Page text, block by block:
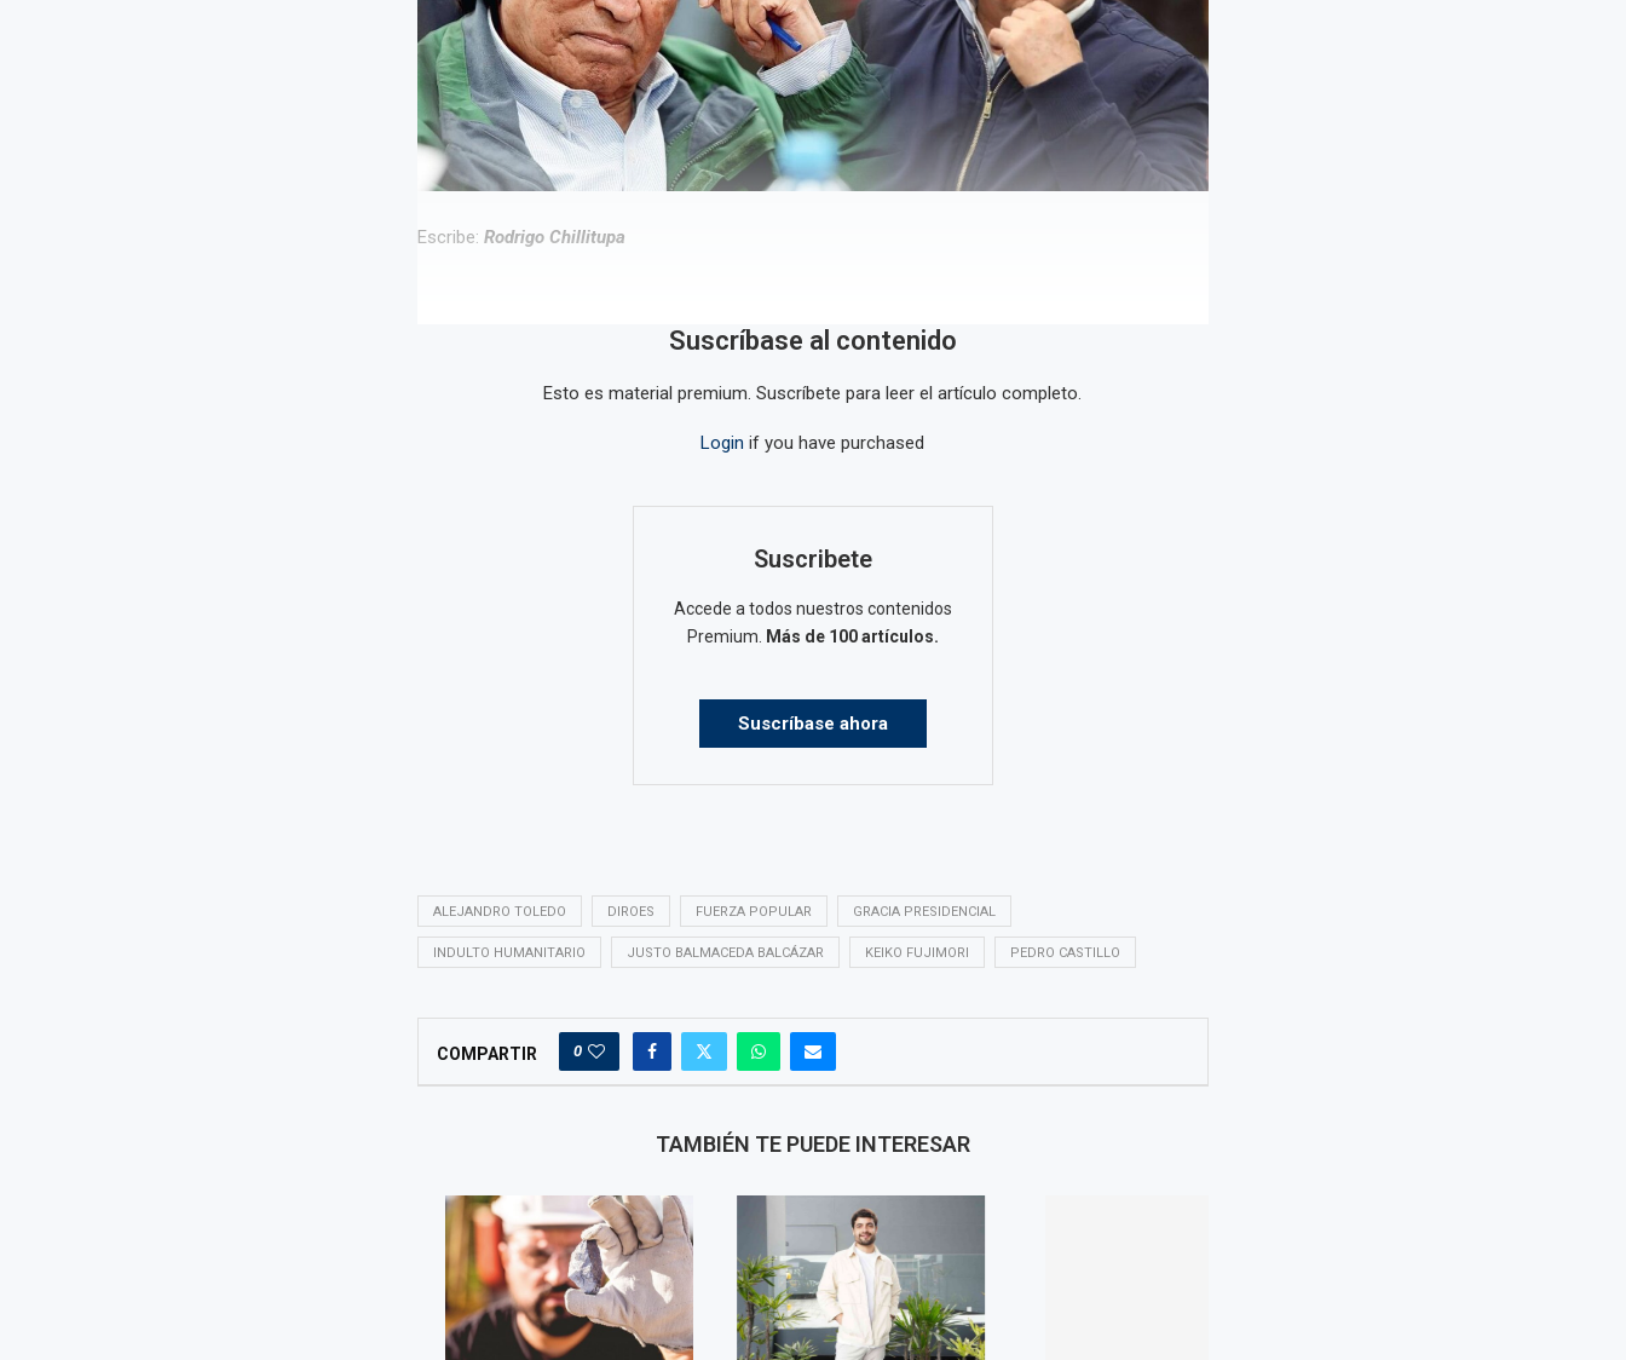
Escribe: Rodrigo Chillitupa
Suscríbase al contenido
Esto es material premium. Suscríbete para leer el artículo completo.
Login if you have purchased
Suscribete
Accede a todos nuestros contenidos
Premium.
Más de 100 artículos.
Suscríbase ahora
ALEJANDRO TOLEDO DIROES FUERZA POPULAR GRACIA PRESIDENCIAL
INDULTO HUMANITARIO JUSTO BALMACEDA BALCÁZAR KEIKO FUJIMORI PEDRO CASTILLO
COMPARTIR 0
TAMBIÉN TE PUEDE INTERESAR